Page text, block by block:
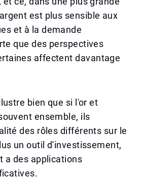
est plus sensible aux
et à la demande
que des perspectives
affectent davantage
bien que si l'or et
ensemble, ils
des rôles différents sur le
un outil d'investissement,
a des applications